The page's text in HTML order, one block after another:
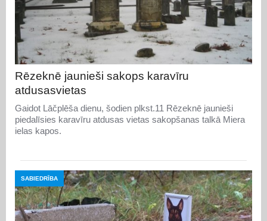
Rēzeknē jaunieši sakops karavīru
atdusasvietas
Gaidot Lāčplēša dienu, šodien plkst.11 Rēzeknē jaunieši
piedalīsies karavīru atdusas vietas sakopšanas talkā Miera
ielas kapos.
SABIEDRĪBA